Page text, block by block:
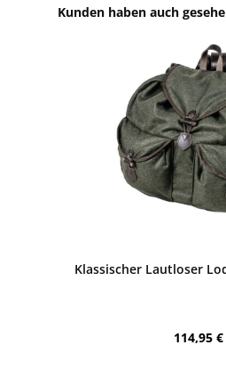
Produktgalerie überspringen
Kunden haben auch
Klassischer Lautloser
114,95 €